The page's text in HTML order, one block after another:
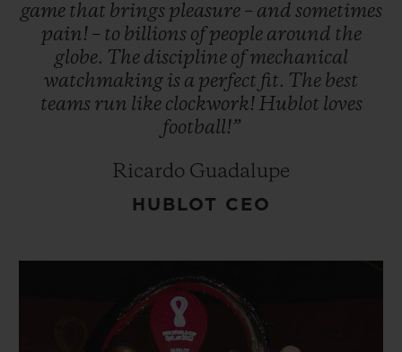
game that brings pleasure – and sometimes
pain! – to billions ofpeople around the
globe. The discipline ofmechanical
watchmaking is a perfect fit. The best
teams run like clockwork! Hublot loves
football!”
Ricardo Guadalupe
HUBLOT CEO